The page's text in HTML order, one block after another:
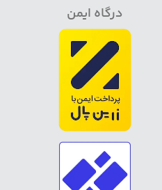
درگاه ایمن